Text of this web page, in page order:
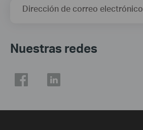
Dirección de correo electrónico
Nuestras redes